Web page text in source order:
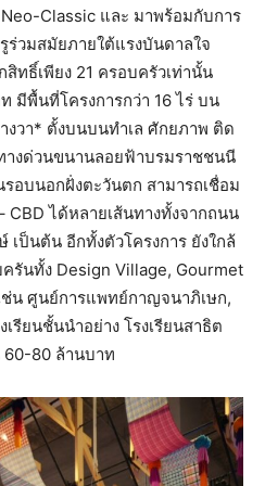
Classic และ มาพร้อมกับการ
วมสมัยภายใต้แรงบันดาลใจ
ทธิ์เพียง 21 ครอบครัวเท่านั้น
มีพื้นที่โครงการกว่า 16 ไร่ บน
วา* ตั้งบนบนทำเล ศักยภาพ ติด
งด่วนขนานลอยฟ้าบรมราชชนนี
อบนอกฝั่งตะวันตก สามารถเชื่อม
CBD ได้หลายเส้นทางทั้งจากถนน
ป็นต้น อีกทั้งตัวโครงการ ยังใกล้
รันทั้ง Design Village, Gourmet
ช่น ศูนย์การแพทย์กาญจนาภิเษก,
รียนชั้นนำอย่าง โรงเรียนสาธิต
80 ล้านบาท